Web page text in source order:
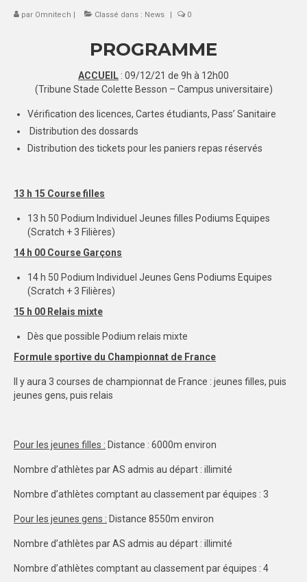
DIJON
SPORTS CO
BESANÇON
SPORTS IND
DIJON
COMMUNICATION
MAG DU SPORT-U
PHOTOTHÈQUE
DIJON
VIDÉOTHÈQUE
AFFICHES
PARTENAIRES
par Omnitech | Classé dans : News | 0
PROGRAMME
ACCUEIL : 09/12/21 de 9h à 12h00
(Tribune Stade Colette Besson – Campus universitaire)
Vérification des licences, Cartes étudiants, Pass’ Sanitaire
Distribution des dossards
Distribution des tickets pour les paniers repas réservés
13 h 15 Course filles
13 h 50 Podium Individuel Jeunes filles Podiums Equipes
(Scratch + 3 Filières)
14 h 00 Course Garçons
14 h 50 Podium Individuel Jeunes Gens Podiums Equipes
(Scratch + 3 Filières)
15 h 00 Relais mixte
Dès que possible Podium relais mixte
Formule sportive du Championnat de France
Il y aura 3 courses de championnat de France : jeunes filles, puis
jeunes gens, puis relais
Pour les jeunes filles : Distance : 6000m environ
Nombre d’athlètes par AS admis au départ : illimité
Nombre d’athlètes comptant au classement par équipes : 3
Pour les jeunes gens : Distance 8550m environ
Nombre d’athlètes par AS admis au départ : illimité
Nombre d’athlètes comptant au classement par équipes : 4